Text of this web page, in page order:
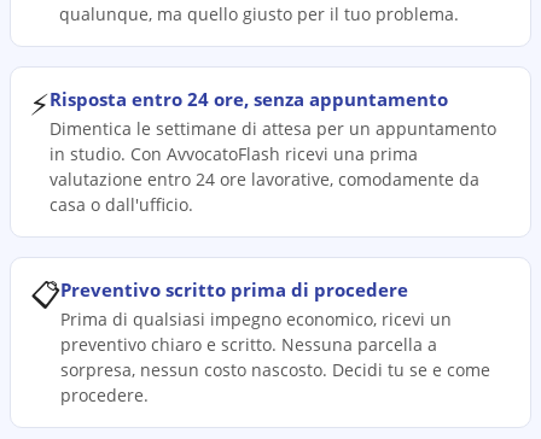
qualunque, ma quello giusto per il tuo problema.
⚡Risposta entro 24 ore, senza appuntamento
Dimentica le settimane di attesa per un appuntamento
in studio. Con AvvocatoFlash ricevi una prima
valutazione entro 24 ore lavorative, comodamente da
casa o dall'ufficio.
📋Preventivo scritto prima di procedere
Prima di qualsiasi impegno economico, ricevi un
preventivo chiaro e scritto. Nessuna parcella a
sorpresa, nessun costo nascosto. Decidi tu se e come
procedere.